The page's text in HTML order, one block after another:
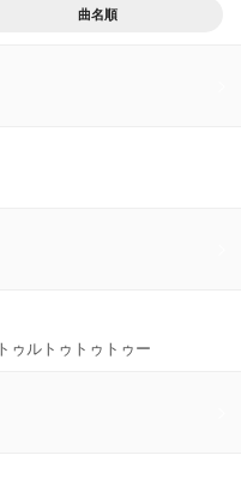
曲名順
ゥルトゥトゥトゥー